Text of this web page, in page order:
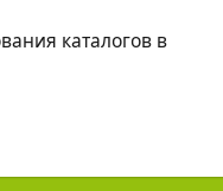
каталогов в